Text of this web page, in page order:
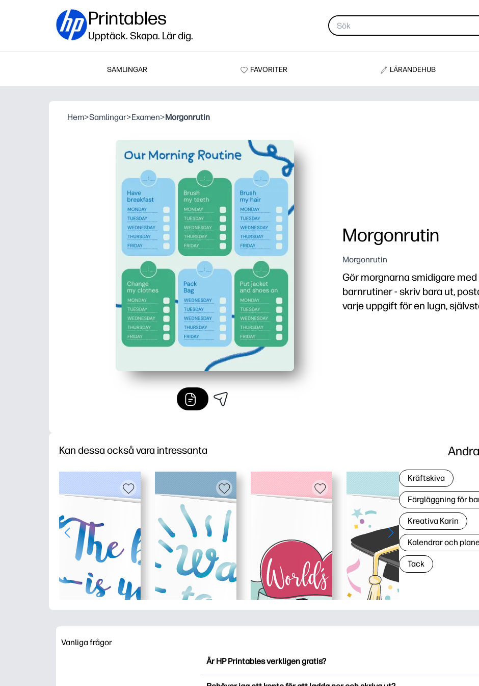
Printables
Upptäck. Skapa. Lär dig.
SAMLINGAR FAVORITER LÄRANDEHUB
Hem>Samlingar>Examen>Morgonrutin
Morgonrutin
Morgonrutin
Gör morgnarna smidigare
barnrutiner - skriv bara ut,
varje uppgift för en lugn,
Kan dessa också vara intressanta
Kräftskiva
Färgläggning för
Kreativa Karin
Kalendrar och
Tack
Vanliga frågor
Är HP Printables verkligen gratis?